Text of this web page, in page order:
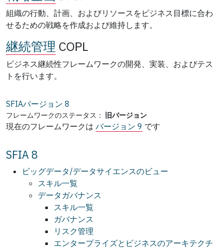
組織の行動、計画、およびリソースをビジネス目標に合わ
せるための戦略を作成および維持します。
継続管理 COPL
ビジネス継続性フレームワークの開発、実装、およびテス
トを行います。
SFIAバージョン 8
フレームワークのステータス： 旧バージョン
現在のフレームワークは バージョン 9 です
SFIA 8
ビッグデータ/データサイエンスのビュー
スキル一覧
データガバナンス
スキル一覧
ガバナンス
リスク管理
エンタープライズとビジネスのアーキテクチ